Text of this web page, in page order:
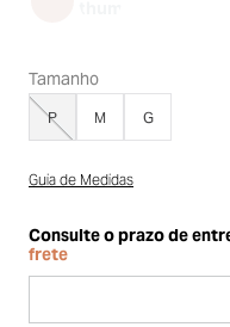
Tamanho
P M G
Guia de Medidas